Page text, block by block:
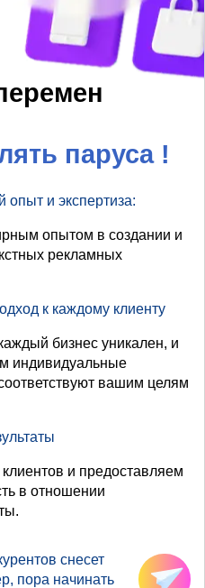
паруса !
и экспертиза:
опытом в создании и
рекламных
к каждому клиенту
бизнес уникален, и
индивидуальные
вашим целям
и предоставляем
в отношении
снесет
пора начинать